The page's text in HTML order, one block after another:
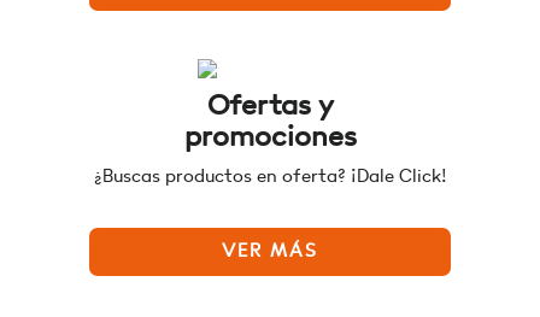
Ofertas y
promociones
¿Buscas productos en oferta? ¡Dale Click!
VER MÁS